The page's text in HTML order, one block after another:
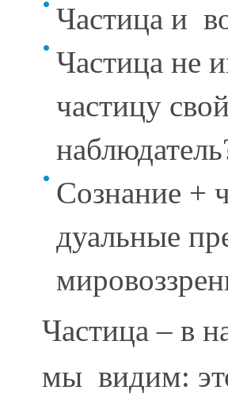
Частица и
Частица не
частицу
Сознание +
дуальные
Частица – в
мы видим: